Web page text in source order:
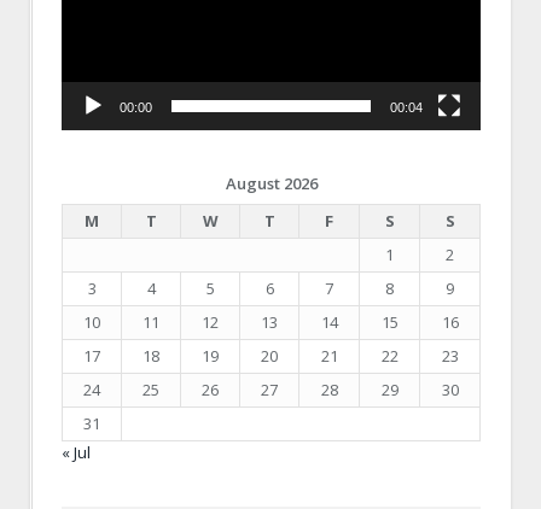
00:00 00:04
August 2026
M
T W T F S
S
1
2
3
4 5 6 7 8
9
10
11 12 13 14 15
16
17
18 19 20 21 22
23
24
25 26 27 28 29
30
31
« Jul